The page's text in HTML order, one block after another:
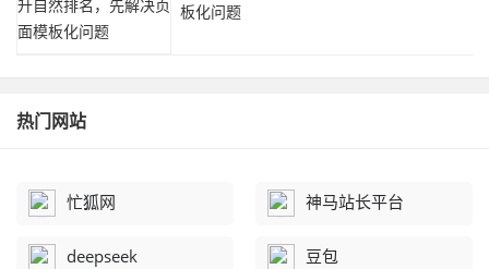
板化问题
热门网站
忙狐网 神马站长平台
deepseek 豆包